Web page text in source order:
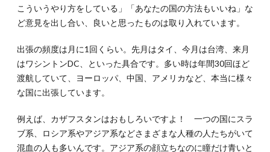
5.
5.怖
で慎
重だ
から
こそ
トラ
ブル
避で
きる
6.
こういうやり方をしている」「あなたの国の方法もいいね」な
ど意見を出し合い、良いと思ったものは取り入れています。
出張の頻度は月に1回くらい。先月はタイ、今月は台湾、来月
はワシントンDC、といった具合です。多い時は年間30回ほど
渡航していて、ヨーロッパ、中国、アメリカなど、本当に様々
な国に出張しています。
例えば、カザフスタンはおもしろいですよ！ 一つの国にスラ
ブ系、ロシア系やアジア系などさまざまな人種の人たちがいて
混血の人も多いんです。アジア系の顔立ちなのに瞳だけ青いと